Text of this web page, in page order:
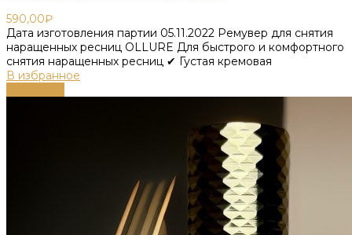
590,00₽
Дата изготовления партии 05.11.2022 Ремувер для снятия
наращенных ресниц OLLURE Для быстрого и комфортного
снятия наращенных ресниц ✔ Густая кремовая
В избранное